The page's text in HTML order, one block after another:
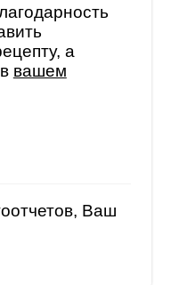
а
вашем
Ваш